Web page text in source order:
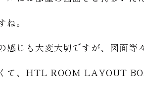
。
感じも大変大切ですが、図面等
て、HTL ROOM LAYOUT